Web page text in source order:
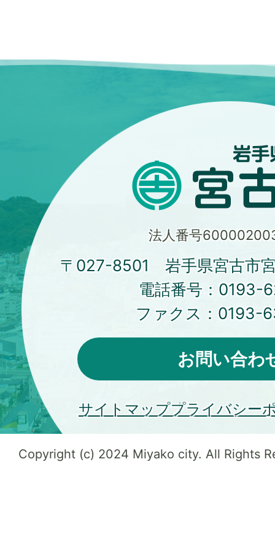
法人番号
〒027-8501 岩手県宮古市
電話番号： 0193-
ファクス： 0193-
お問い合わ
サイトマッププライバシー
Copyright (c) 2024 Miyako city. All Rights